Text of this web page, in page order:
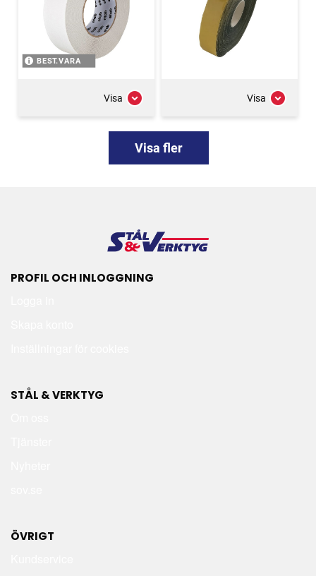
BEST.VARA
Visa Visa
Visa fler
PROFIL OCH INLOGGNING
STÅL & VERKTYG
ÖVRIGT